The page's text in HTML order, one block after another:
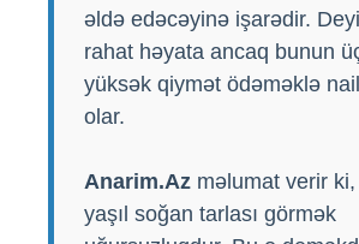
əldə edəcəyinə işarədir.
rahat həyata ancaq bunun
yüksək qiymət ödəməklə
olar.
Anarim.Az məlumat verir
yaşıl soğan tarlası görmək